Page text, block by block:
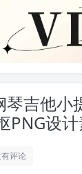
吉他小
PNG设
评论